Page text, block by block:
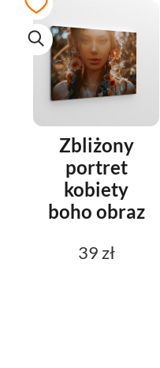
Zbliżony
portret
kobiety
boho obraz
39 zł